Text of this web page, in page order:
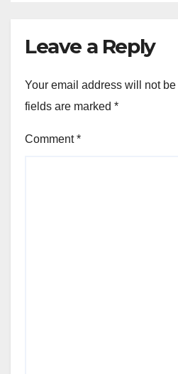
Leave a Reply
Your email address will not
fields are marked *
Comment*